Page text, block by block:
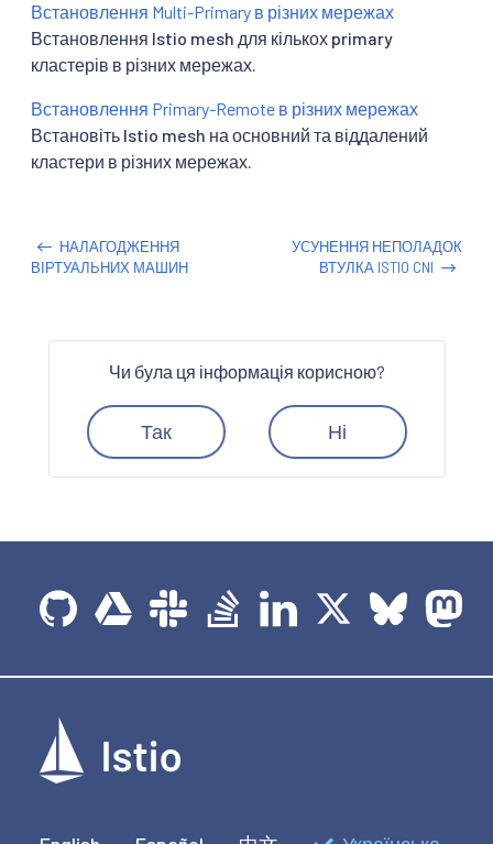
Встановлення Multi-Primary в різних мережах
Встановлення Istio mesh для кількох primary
кластерів в різних мережах.
Встановлення Primary-Remote в різних мережах
Встановіть Istio mesh на основний та віддалений
кластери в різних мережах.
НАЛАГОДЖЕННЯ
ВІРТУАЛЬНИХ МАШИН
УСУНЕННЯ НЕПОЛАДОК
ВТУЛКА ISTIO CNI
Чи була ця інформація корисною?
Так Ні